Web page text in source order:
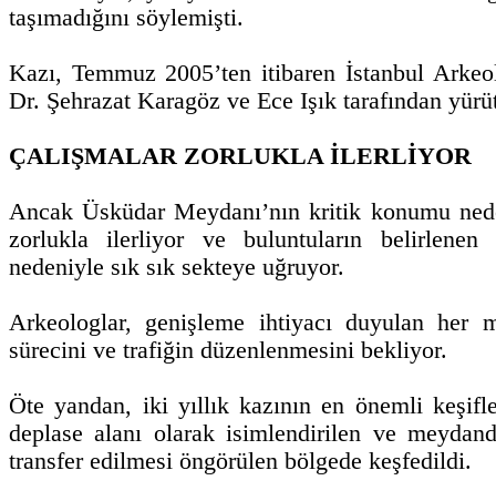
taşımadığını söylemişti.
Kazı, Temmuz 2005’ten itibaren İstanbul
Dr. Şehrazat Karagöz ve Ece Işık tarafından
ÇALIŞMALAR ZORLUKLA İLERLİYOR
Ancak Üsküdar Meydanı’nın kritik konumu
zorlukla ilerliyor ve buluntuların belirlenen
nedeniyle sık sık sekteye uğruyor.
Arkeologlar, genişleme ihtiyacı duyulan her
sürecini ve trafiğin düzenlenmesini bekliyor.
Öte yandan, iki yıllık kazının en önemli
deplase alanı olarak isimlendirilen ve
transfer edilmesi öngörülen bölgede keşfedildi.